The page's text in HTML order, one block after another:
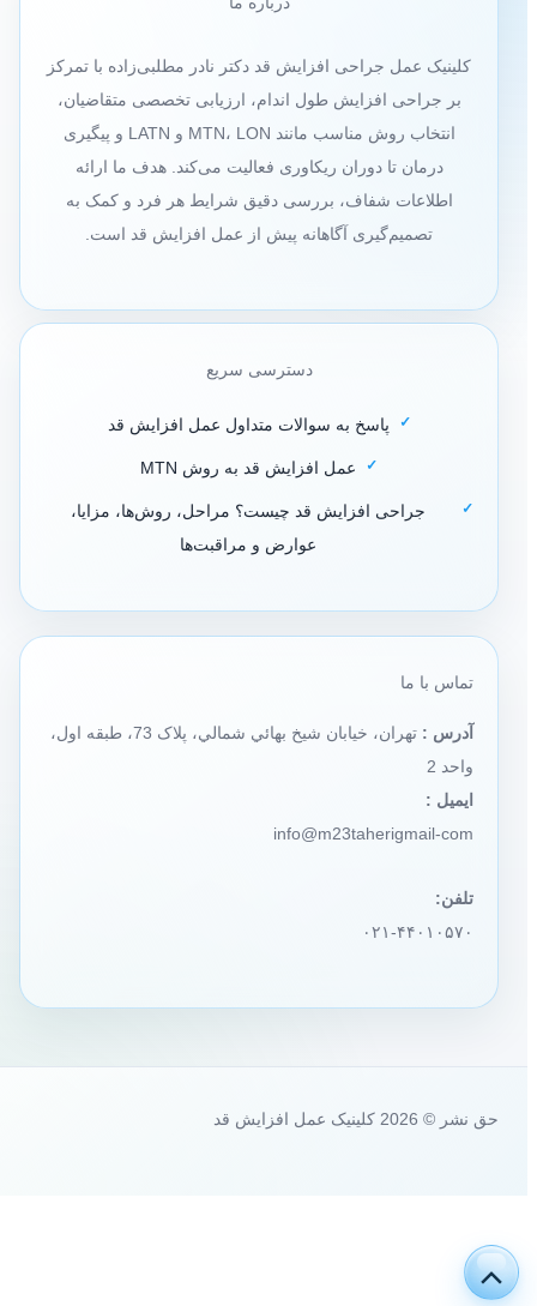
کلینیک عمل جراحی افزایش قد دکتر نادر مطلبی‌زاده با تمرکز
بر جراحی افزایش طول اندام، ارزیابی تخصصی متقاضیان،
انتخاب روش مناسب مانند MTN، LON و LATN و پیگیری
درمان تا دوران ریکاوری فعالیت می‌کند. هدف ما ارائه
اطلاعات شفاف، بررسی دقیق شرایط هر فرد و کمک به
تصمیم‌گیری آگاهانه پیش از عمل افزایش قد است.
دسترسی سریع
پاسخ به سوالات متداول عمل افزایش قد
عمل افزایش قد به روش MTN
جراحی افزایش قد چیست؟ مراحل، روش‌ها، مزایا،
عوارض و مراقبت‌ها
تماس با ما
آدرس :
تهران، خيابان شيخ بهائي شمالي، پلاک 73، طبقه اول،
واحد 2
ایمیل :
info@m23taherigmail-com
تلفن:
۰۲۱-۴۴۰۱۰۵۷۰
حق نشر © 2026 کلینیک عمل افزایش قد
پیمایش